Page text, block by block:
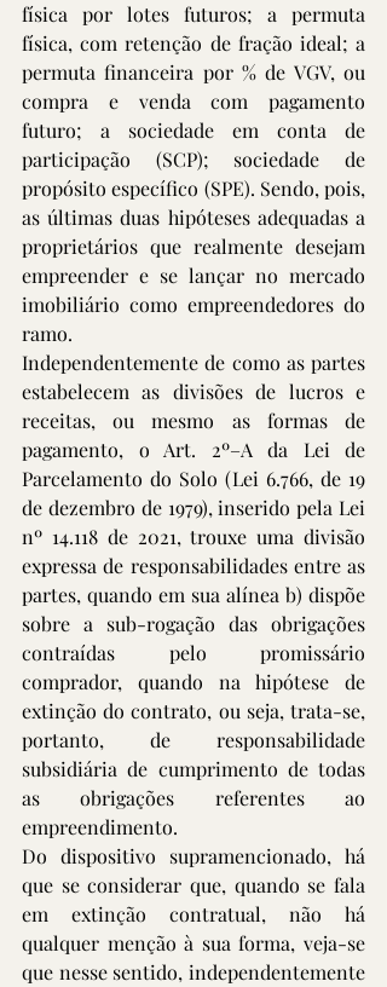
física por lotes futuros; a permuta
física, com retenção de fração ideal; a
permuta financeira por % de VGV, ou
compra e venda com pagamento
futuro; a sociedade em conta de
participação (SCP); sociedade de
propósito específico (SPE). Sendo, pois,
as últimas duas hipóteses adequadas a
proprietários que realmente desejam
empreender e se lançar no mercado
imobiliário como empreendedores do
ramo.
Independentemente de como as partes
estabelecem as divisões de lucros e
receitas, ou mesmo as formas de
pagamento, o Art. 2º–A da Lei de
Parcelamento do Solo (Lei 6.766, de 19
de dezembro de 1979), inserido pela Lei
nº 14.118 de 2021, trouxe uma divisão
expressa de responsabilidades entre as
partes, quando em sua alínea b) dispõe
sobre a sub-rogação das obrigações
contraídas pelo promissário
comprador, quando na hipótese de
extinção do contrato, ou seja, trata-se,
portanto, de responsabilidade
subsidiária de cumprimento de todas
as obrigações referentes ao
empreendimento.
Do dispositivo supramencionado, há
que se considerar que, quando se fala
em extinção contratual, não há
qualquer menção à sua forma, veja-se
que nesse sentido, independentemente